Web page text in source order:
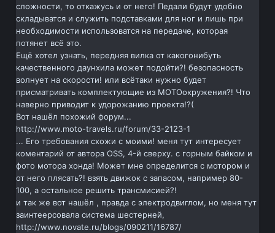
сложности, то откажусь и от него! Педали будут удобно
складыватся и служить подставками для ног и лишь при
необходимости использоватся на передаче, которая
потянет всё это.
Ещё хотел узнать, передняя вилка от какогонибуть
качественного даунхила может подойти?! безопасность
волнует на скорости! или всётаки нужно будет
присматривать комплектующие из МОТОокружения?! Что
наверно приводит к удорожанию проекта!?(
Вот нашёл похожий форум...
http://www.moto-travels.ru/forum/33-2123-1
... Его требования схожи с моими! меня тут интересует
коментарий от автора OSS, 4-й сверху. с горным байком и
фото мотора хонда! Может мне определится с мотором и
от него плясать?! взять движок с запасом, например 80-
100, а остальное решить трансмисией?!
и так же вот нашёл , правда с электродвиглом, но меня тут
заинтеерсовала система шестерней,
http://www.novate.ru/blogs/090211/16787/